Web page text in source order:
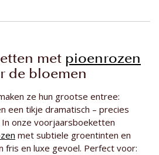
met pioenrozen
de bloemen
ze hun grootse entree:
een tikje dramatisch – precies
onze voorjaarsboeketten
met subtiele groentinten en
fris en luxe gevoel. Perfect voor: